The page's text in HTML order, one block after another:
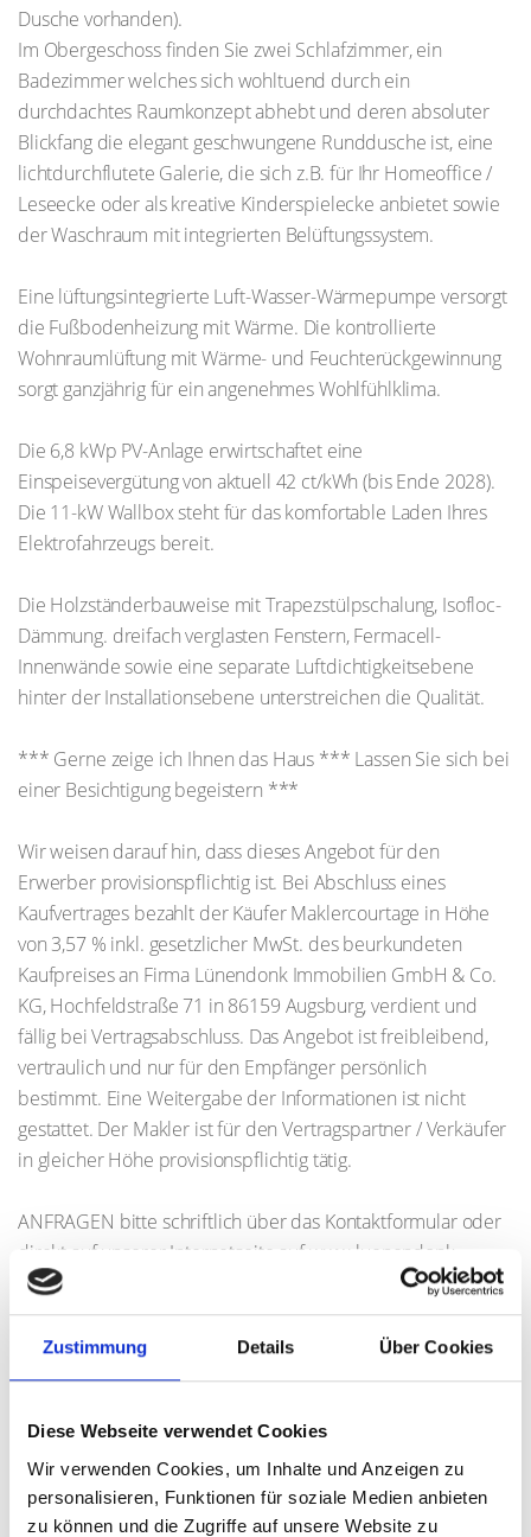
Zustimmung Details Über Cookies
Diese Webseite verwendet Cookies
Wir verwenden Cookies, um Inhalte und Anzeigen zu
personalisieren, Funktionen für soziale Medien anbieten
zu können und die Zugriffe auf unsere Website zu
Dusche vorhanden).
Im Obergeschoss finden Sie zwei Schlafzimmer, ein
Badezimmer welches sich wohltuend durch ein
durchdachtes Raumkonzept abhebt und deren absoluter
Blickfang die elegant geschwungene Runddusche ist, eine
lichtdurchflutete Galerie, die sich z.B. für Ihr Homeoffice /
Leseecke oder als kreative Kinderspielecke anbietet sowie
der Waschraum mit integrierten Belüftungssystem.
Eine lüftungsintegrierte Luft-Wasser-Wärmepumpe versorgt
die Fußbodenheizung mit Wärme. Die kontrollierte
Wohnraumlüftung mit Wärme- und Feuchterückgewinnung
sorgt ganzjährig für ein angenehmes Wohlfühlklima.
Die 6,8 kWp PV-Anlage erwirtschaftet eine
Einspeisevergütung von aktuell 42 ct/kWh (bis Ende 2028).
Die 11-kW Wallbox steht für das komfortable Laden Ihres
Elektrofahrzeugs bereit.
Die Holzständerbauweise mit Trapezstülpschalung, Isofloc-
Dämmung. dreifach verglasten Fenstern, Fermacell-
Innenwände sowie eine separate Luftdichtigkeitsebene
hinter der Installationsebene unterstreichen die Qualität.
*** Gerne zeige ich Ihnen das Haus *** Lassen Sie sich bei
einer Besichtigung begeistern ***
Wir weisen darauf hin, dass dieses Angebot für den
Erwerber provisionspflichtig ist. Bei Abschluss eines
Kaufvertrages bezahlt der Käufer Maklercourtage in Höhe
von 3,57 % inkl. gesetzlicher MwSt. des beurkundeten
Kaufpreises an Firma Lünendonk Immobilien GmbH & Co.
KG, Hochfeldstraße 71 in 86159 Augsburg, verdient und
fällig bei Vertragsabschluss. Das Angebot ist freibleibend,
vertraulich und nur für den Empfänger persönlich
bestimmt. Eine Weitergabe der Informationen ist nicht
gestattet. Der Makler ist für den Vertragspartner / Verkäufer
in gleicher Höhe provisionspflichtig tätig.
ANFRAGEN bitte schriftlich über das Kontaktformular oder
direkt auf unserer Internetseite auf www.luenendonk-
immobilien.de/495
Ansprechpartner
Mobil: 00491718165272
info@mli24.de